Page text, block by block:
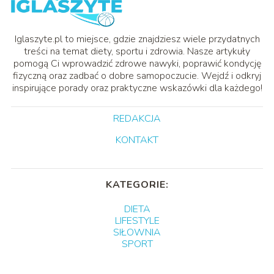
Iglaszyte.pl to miejsce, gdzie znajdziesz wiele przydatnych
treści na temat diety, sportu i zdrowia. Nasze artykuły
pomogą Ci wprowadzić zdrowe nawyki, poprawić kondycję
fizyczną oraz zadbać o dobre samopoczucie. Wejdź i odkryj
inspirujące porady oraz praktyczne wskazówki dla każdego!
REDAKCJA
KONTAKT
KATEGORIE:
DIETA
LIFESTYLE
SIŁOWNIA
SPORT